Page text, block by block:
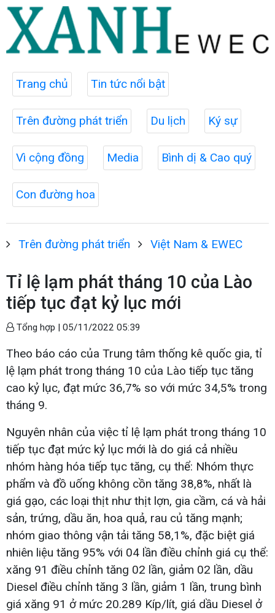
Trang chủ Tin tức nổi bật
Trên đường phát triển Du lịch Ký sự
Vì cộng đồng Media Bình dị & Cao quý
Con đường hoa
Trên đường phát triển Việt Nam & EWEC
Tỉ lệ lạm phát tháng 10 của Lào
tiếp tục đạt kỷ lục mới
Tổng hợp | 05/11/2022 05:39
Theo báo cáo của Trung tâm thống kê quốc gia, tỉ
lệ lạm phát trong tháng 10 của Lào tiếp tục tăng
cao kỷ lục, đạt mức 36,7% so với mức 34,5% trong
tháng 9.
Nguyên nhân của việc tỉ lệ lạm phát trong tháng 10
tiếp tục đạt mức kỷ lục mới là do giá cả nhiều
nhóm hàng hóa tiếp tục tăng, cụ thể: Nhóm thực
phẩm và đồ uống không cồn tăng 38,8%, nhất là
giá gạo, các loại thịt như thịt lợn, gia cầm, cá và hải
sản, trứng, dầu ăn, hoa quả, rau củ tăng mạnh;
nhóm giao thông vận tải tăng 58,1%, đặc biệt giá
nhiên liệu tăng 95% với 04 lần điều chỉnh giá cụ thể:
xăng 91 điều chỉnh tăng 02 lần, giảm 02 lần, dầu
Diesel điều chỉnh tăng 3 lần, giảm 1 lần, trung bình
giá xăng 91 ở mức 20.289 Kíp/lít, giá dầu Diesel ở